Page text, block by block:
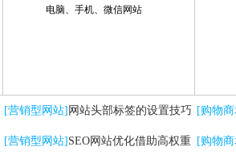
电脑、手机、微信网站
[营销型网站] 网站头部标签的设置技巧
及优化方法
[营销型网站] SEO网站优化借助高权重
[购物
有哪些
[购物